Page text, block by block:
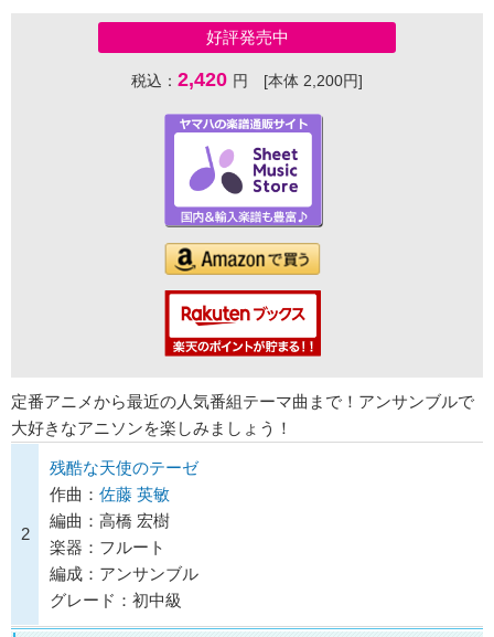
好評発売中
税込： 2,420 円 [本体 2,200円]
定番アニメから最近の人気番組テーマ曲まで！アンサンブルで
大好きなアニソンを楽しみましょう！
2
残酷な天使のテーゼ
作曲： 佐藤 英敏
編曲：高橋 宏樹
楽器：フルート
編成：アンサンブル
グレード：初中級